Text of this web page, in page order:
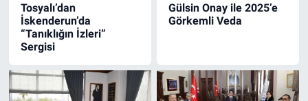
Tosyalı’dan
İskenderun’da
“Tanıklığın İzleri”
Sergisi
Gülsin Onay ile 2025’e
Görkemli Veda